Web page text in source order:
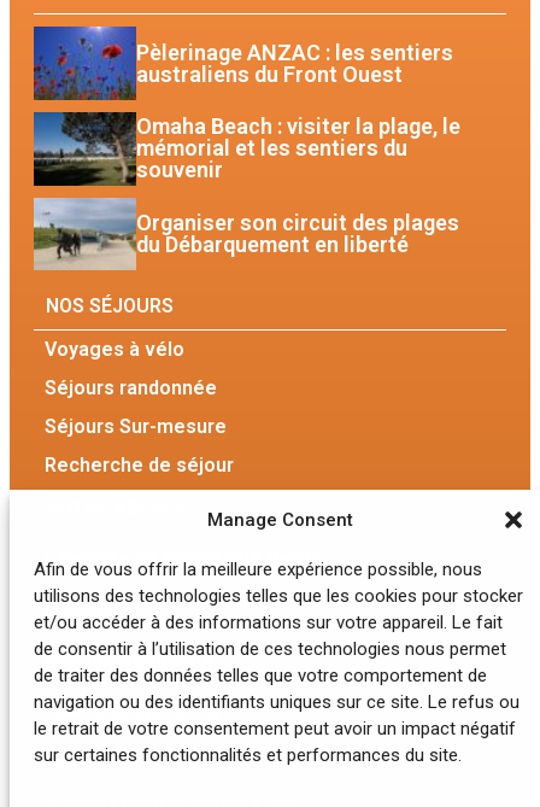
Manage Consent
Afin de vous offrir la meilleure expérience possible, nous
utilisons des technologies telles que les cookies pour stocker
et/ou accéder à des informations sur votre appareil. Le fait
de consentir à l’utilisation de ces technologies nous permet
de traiter des données telles que votre comportement de
navigation ou des identifiants uniques sur ce site. Le refus ou
le retrait de votre consentement peut avoir un impact négatif
sur certaines fonctionnalités et performances du site.
Pèlerinage ANZAC : les sentiers
australiens du Front Ouest
Omaha Beach : visiter la plage, le
mémorial et les sentiers du
souvenir
Organiser son circuit des plages
du Débarquement en liberté
NOS SÉJOURS
Voyages à vélo
Séjours randonnée
Séjours Sur-mesure
Recherche de séjour
L’histoire de Normandie Rando
L’équipe
Nos engagements
Nos hébergements
Foire aux questions